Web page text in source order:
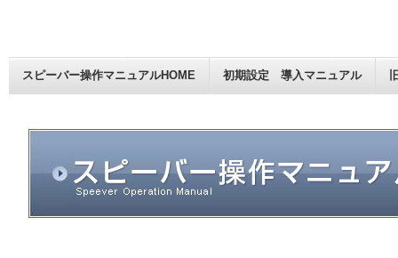
スピーバー操作マニュアルHOME 初期設定 導入マニュアル